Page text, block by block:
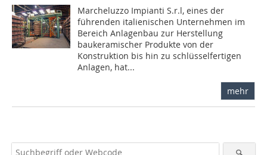
Marcheluzzo Impianti S.r.l, eines der
führenden italienischen Unternehmen im
Bereich Anlagenbau zur Herstellung
baukeramischer Produkte von der
Konstruktion bis hin zu schlüsselfertigen
Anlagen, hat...
mehr